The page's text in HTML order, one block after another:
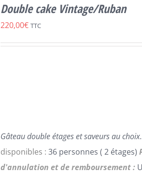
Double cake Vintage/Ruban
220,00€ TTC
Gâteau double étages et saveurs au choix.
disponibles : 36 personnes ( 2 étages)
d'annulation et de remboursement :